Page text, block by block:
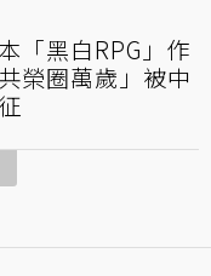
「黑白RPG」作
榮圈萬歲」被中